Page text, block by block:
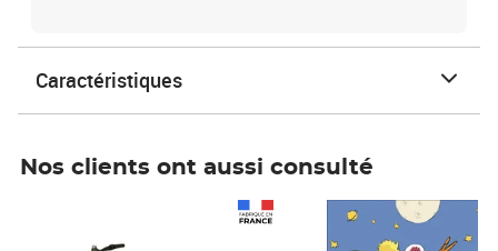
Caractéristiques
Nos clients ont aussi consulté
Prix 7,50€